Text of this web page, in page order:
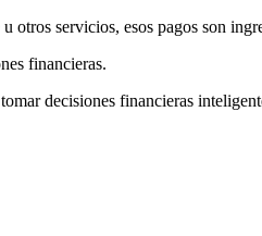
otros servicios, esos pagos son
financieras.
decisiones financieras